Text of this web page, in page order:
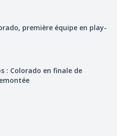
première équipe en play-
: Colorado en finale de